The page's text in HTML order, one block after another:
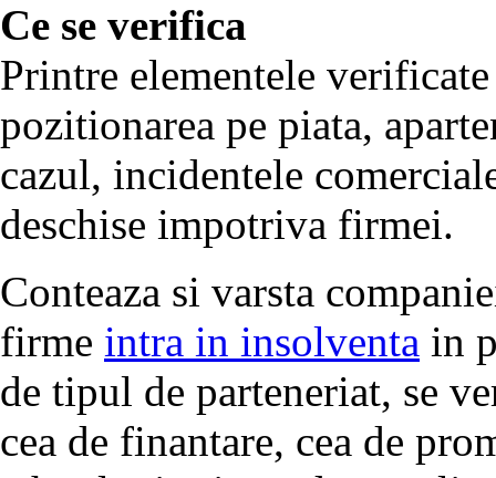
Ce se verifica
Printre elementele
pozitionarea pe piata,
cazul, incidentele
deschise impotriva firmei.
Conteaza si varsta
firme intra in insolventa in
de tipul de parteneriat, se
cea de finantare, cea de